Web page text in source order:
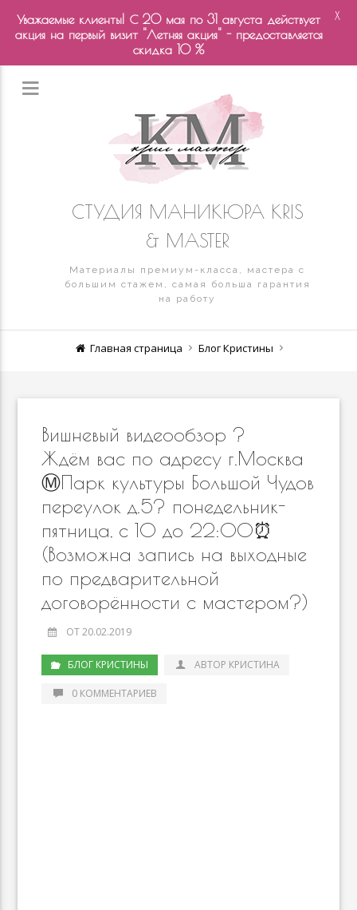
СТУДИЯ МАНИКЮРА KRIS
& MASTER
Материалы премиум-класса, мастера с
большим стажем, самая больша гарантия
на работу
Главная страница Блог Кристины
Вишневый видеообзор ? ⠀
Ждём вас по адресу г.Москва
Ⓜ️Парк культуры Большой Чудов
переулок д.5? понедельник-
пятница, с 10 до 22:00⏰
(Возможна запись на выходные
по предварительной
договорённости с мастером?)
ОТ 20.02.2019
БЛОГ КРИСТИНЫ АВТОР КРИСТИНА
0 КОММЕНТАРИЕВ
Уважаемые клиенты! С 20 мая по 31 августа действует
акция на первый визит "Летняя акция" - предоставляется
скидка 10 %
X